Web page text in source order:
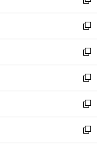
開
く
ウ
で
開
く
ン
ド
ウ
で
開
く
ウ
ィ
ン
ド
ウ
で
開
く
新
し
い
ウ
ィ
ン
ド
ウ
で
開
く
新
し
い
ウ
ィ
ン
ド
ウ
で
開
新
し
い
ウ
ィ
ン
ド
ウ
新
し
い
ウ
ィ
ン
新
し
い
ウ
新
し